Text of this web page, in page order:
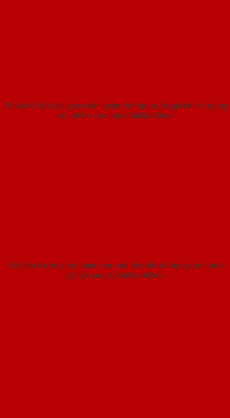
Phản hồi tốt của giáo viên luyện thi thpt quốc gia khi sử dụng
sản phẩm cửa nhựa SaiGonDoor
Cô hiệu trưởng lớp mầm non tuổi thơ khi sử dụng cửa nhựa
giả gỗ cao cấp SaiGonDoor